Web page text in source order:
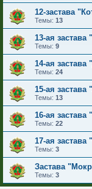
12-застава
Темы: 13
13-ая застава
Темы: 9
14-ая
Темы: 24
15-ая
Темы: 13
16-ая
Темы: 22
17-ая
Темы: 3
Застава
Темы: 3